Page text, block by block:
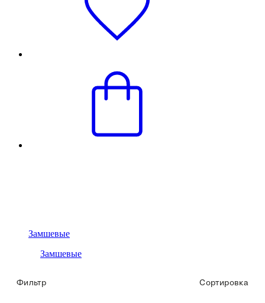
Замшевые
Замшевые
Фильтр Сортировка